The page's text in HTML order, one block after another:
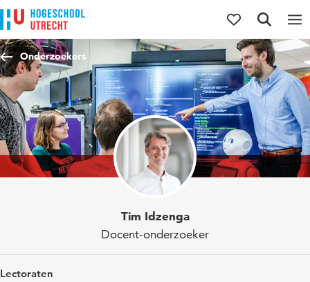
Direct naar de inhoud
Direct naar de hoofdnavigatie
Direct naar de zoekfunctie
Onderzoekers
Tim Idzenga
Docent-onderzoeker
Lectoraten